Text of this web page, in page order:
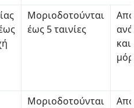
Μοριοδοτούνται
έως 5 ταινίες
και
Μοριοδοτούνται